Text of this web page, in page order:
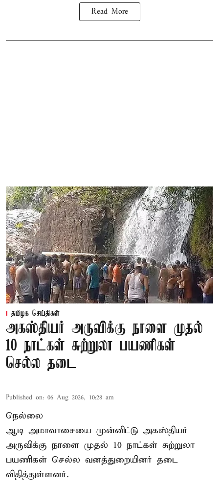
Read More
தமிழக செய்திகள்
அகஸ்தியர் அருவிக்கு நாளை முதல்
10 நாட்கள் சுற்றுலா பயணிகள்
செல்ல தடை
Published on: 06 Aug 2026, 10:28 am
நெல்லை
ஆடி அமாவாசையை முன்னிட்டு அகஸ்தியர்
அருவிக்கு நாளை முதல் 10 நாட்கள் சுற்றுலா
பயணிகள் செல்ல வனத்துறையினர் தடை
விதித்துள்ளனர்.